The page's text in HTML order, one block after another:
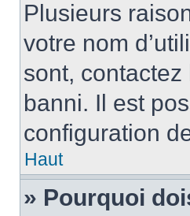
Plusieurs
votre nom
sont, contactez
banni. Il est
configuration
Haut
» Pourquoi